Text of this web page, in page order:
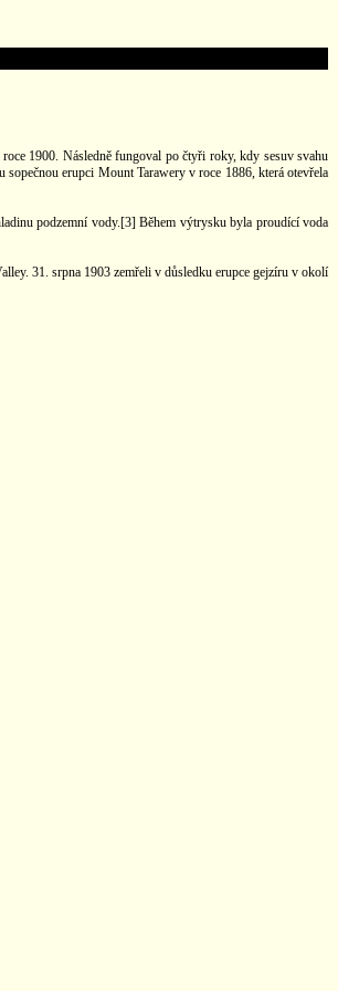
1900. Následně fungoval po čtyři roky, kdy sesuv svahu
erupci Mount Tarawery v roce 1886, která otevřela
podzemní vody.[3] Během výtrysku byla proudící voda
31. srpna 1903 zemřeli v důsledku erupce gejzíru v okolí